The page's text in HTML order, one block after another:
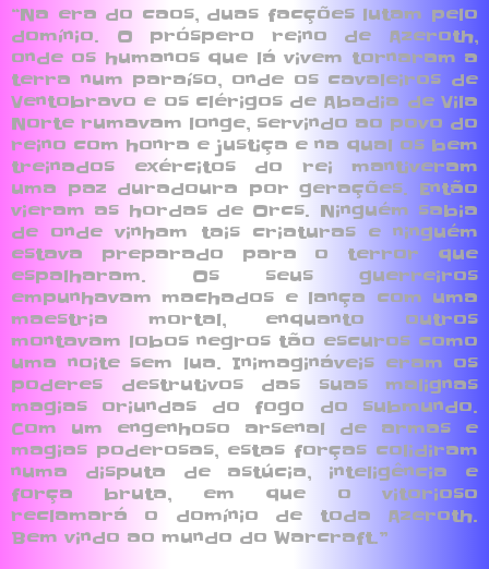
“Na era do caos, duas facções lutam pelo
domínio. O próspero reino de Azeroth,
onde os humanos que lá vivem tornaram a
terra num paraíso, onde os cavaleiros de
Ventobravo e os clérigos de Abadia de Vila
Norte rumavam longe, servindo ao povo do
reino com honra e justiça e na qual os bem
treinados exércitos do rei mantiveram
uma paz duradoura por gerações. Então
vieram as hordas de Orcs. Ninguém sabia
de onde vinham tais criaturas e ninguém
estava preparado para o terror que
espalharam. Os seus guerreiros
empunhavam machados e lança com uma
maestria mortal, enquanto outros
montavam lobos negros tão escuros como
uma noite sem lua. Inimagináveis eram os
poderes destrutivos das suas malignas
magias oriundas do fogo do submundo.
Com um engenhoso arsenal de armas e
magias poderosas, estas forças colidiram
numa disputa de astúcia, inteligência e
força bruta, em que o vitorioso
reclamará o domínio de toda Azeroth.
Bem vindo ao mundo do Warcraft.”